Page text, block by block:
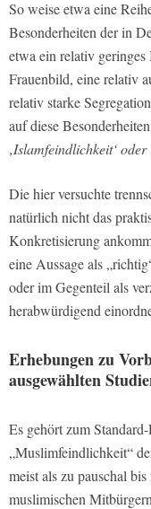
So weise etwa eine
Besonderheiten der in
etwa ein relativ
Frauenbild, eine relativ
relativ starke
auf diese
‚Islamfeindlichkeit‘
Die hier versuchte
natürlich nicht das
Konkretisierung
eine Aussage als
oder im Gegenteil als
herabwürdigend
Erhebungen zu
ausgewählten
Es gehört zum
„Muslimfeindlichkeit“
meist als zu pauschal
muslimischen